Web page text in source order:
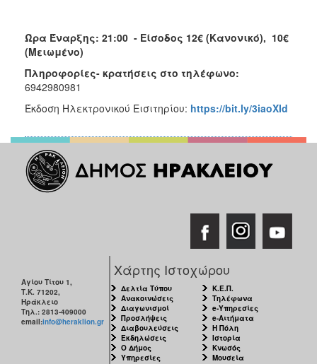
Ώρα Έναρξης: 21:00 - Είσοδος 12€ (Κανονικό), 10€
(Μειωμένο)
Πληροφορίες- κρατήσεις στο τηλέφωνο:
6942980981
Έκδοση Ηλεκτρονικού Εισιτηρίου: https://bit.ly/3iaoXId
Αγίου Τίτου 1,
Τ.Κ. 71202,
Ηράκλειο
Τηλ.: 2813-409000
email:info@heraklion.gr
Χάρτης Ιστοχώρου
Δελτία Τύπου
Ανακοινώσεις
Διαγωνισμοί
Προσλήψεις
Διαβουλεύσεις
Εκδηλώσεις
Ο Δήμος
Υπηρεσίες
Κ.Ε.Π.
Τηλέφωνα
e-Υπηρεσίες
e-Αιτήματα
Η Πόλη
Ιστορία
Κνωσός
Μουσεία